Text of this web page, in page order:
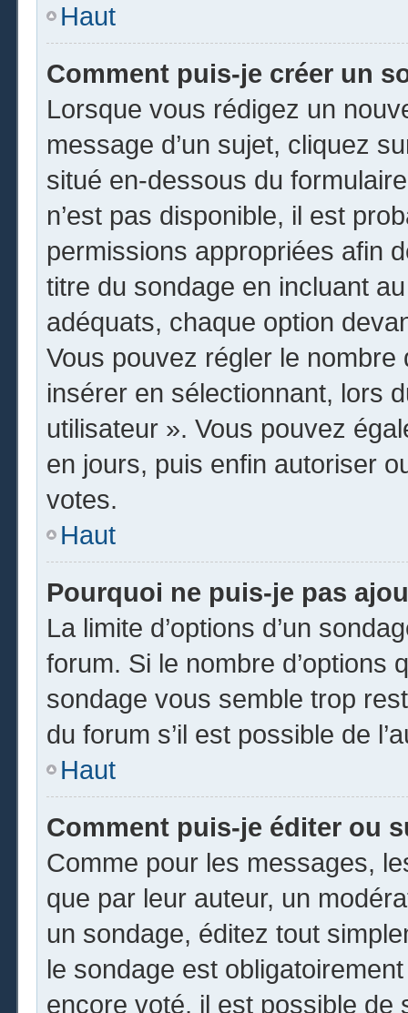
Haut
Comment puis-je créer un
Lorsque vous rédigez un
message d’un sujet, cliquez
situé en-dessous du
n’est pas disponible, il est
permissions appropriées afin
titre du sondage en incluant
adéquats, chaque option
Vous pouvez régler le nombre
insérer en sélectionnant, lors
utilisateur ». Vous pouvez
en jours, puis enfin autoriser
votes.
Haut
Pourquoi ne puis-je pas
La limite d’options d’un
forum. Si le nombre d’options
sondage vous semble trop
du forum s’il est possible de
Haut
Comment puis-je éditer ou
Comme pour les messages,
que par leur auteur, un
un sondage, éditez tout
le sondage est
encore voté, il est possible de